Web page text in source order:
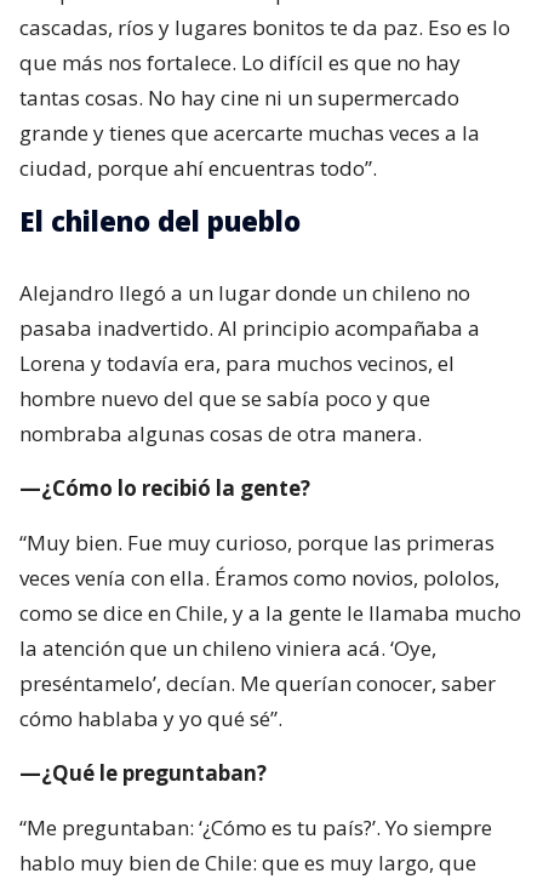
cascadas, ríos y lugares bonitos te da paz. Eso es lo
que más nos fortalece. Lo difícil es que no hay
tantas cosas. No hay cine ni un supermercado
grande y tienes que acercarte muchas veces a la
ciudad, porque ahí encuentras todo”.
El chileno del pueblo
Alejandro llegó a un lugar donde un chileno no
pasaba inadvertido. Al principio acompañaba a
Lorena y todavía era, para muchos vecinos, el
hombre nuevo del que se sabía poco y que
nombraba algunas cosas de otra manera.
—¿Cómo lo recibió la gente?
“Muy bien. Fue muy curioso, porque las primeras
veces venía con ella. Éramos como novios, pololos,
como se dice en Chile, y a la gente le llamaba mucho
la atención que un chileno viniera acá. ‘Oye,
preséntamelo’, decían. Me querían conocer, saber
cómo hablaba y yo qué sé”.
—¿Qué le preguntaban?
“Me preguntaban: ‘¿Cómo es tu país?’. Yo siempre
hablo muy bien de Chile: que es muy largo, que